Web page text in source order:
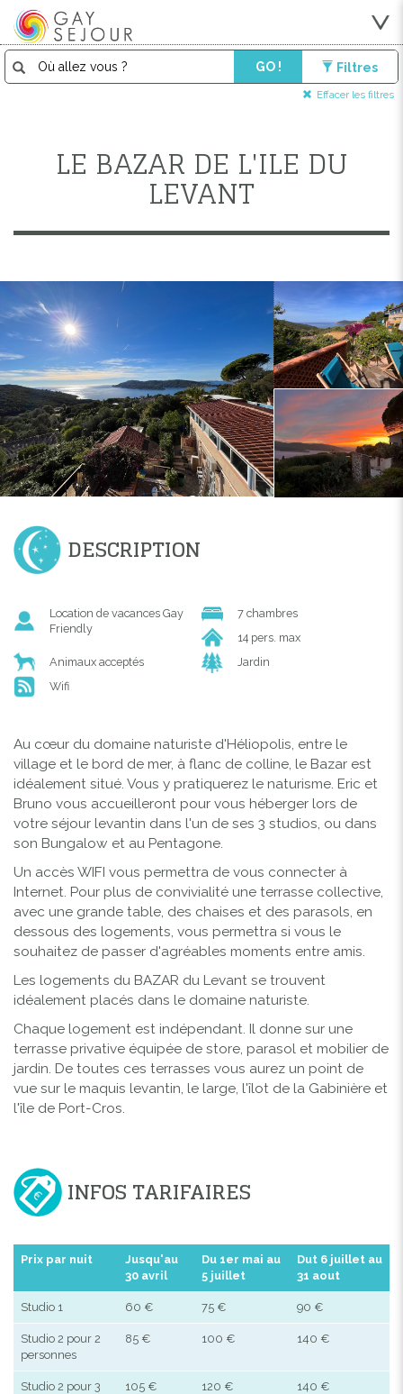
GO ! Filtres
Effacer les filtres
LE BAZAR DE L'ILE DU
LEVANT
DESCRIPTION
Location de vacances Gay
Friendly
7 chambres
14 pers. max
Animaux acceptés
Jardin
Wifi
Au cœur du domaine naturiste d'Héliopolis, entre le
village et le bord de mer, à flanc de colline, le Bazar est
idéalement situé. Vous y pratiquerez le naturisme. Eric et
Bruno vous accueilleront pour vous héberger lors de
votre séjour levantin dans l'un de ses 3 studios, ou dans
son Bungalow et au Pentagone.
Un accès WIFI vous permettra de vous connecter à
Internet. Pour plus de convivialité une terrasse collective,
avec une grande table, des chaises et des parasols, en
dessous des logements, vous permettra si vous le
souhaitez de passer d'agréables moments entre amis.
Les logements du BAZAR du Levant se trouvent
idéalement placés dans le domaine naturiste.
Chaque logement est indépendant. Il donne sur une
terrasse privative équipée de store, parasol et mobilier de
jardin. De toutes ces terrasses vous aurez un point de
vue sur le maquis levantin, le large, l'îlot de la Gabinière et
l'île de Port-Cros.
INFOS TARIFAIRES
Prix par nuit
Jusqu'au
30 avril
Du 1er mai au
5 juillet
Dut 6 juillet au
31 aout
Studio 1 60 € 75 € 90 €
Studio 2 pour 2
personnes
85 € 100 € 140 €
Studio 2 pour 3
105 € 120 € 140 €